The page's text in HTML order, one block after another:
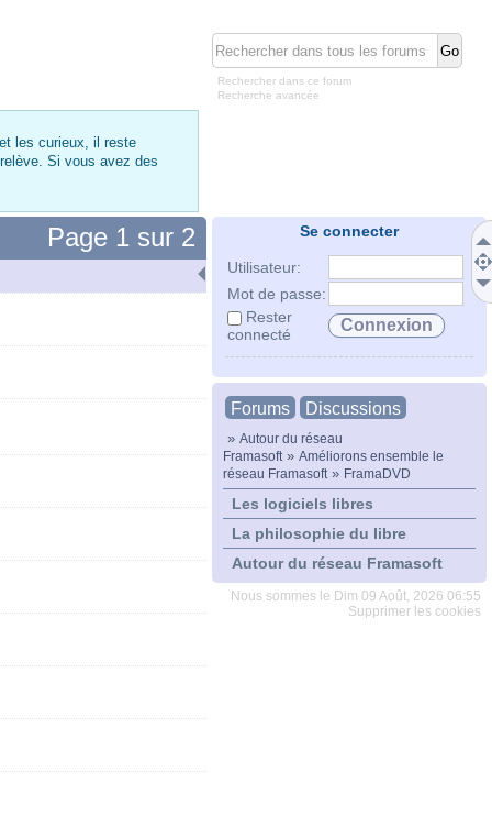
Rechercher dans ce forum
Recherche avancée
les curieux, il reste
Si vous avez des
Se connecter
Utilisateur:
Mot de passe:
Rester
connecté
Forums Discussions
» Autour du réseau
Framasoft» Améliorons ensemble le
réseau Framasoft» FramaDVD
Les logiciels libres
La philosophie du libre
Autour du réseau Framasoft
Nous sommes le Dim 09 Août, 2026 06:55
Supprimer les cookies
Page 1 sur 2